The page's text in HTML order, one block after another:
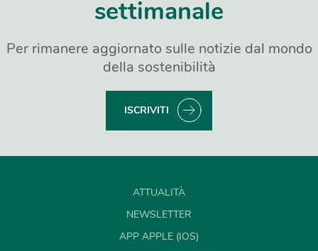
settimanale
Per rimanere aggiornato sulle notizie dal mondo
della sostenibilità
ISCRIVITI
ATTUALITÀ
NEWSLETTER
APP APPLE (IOS)